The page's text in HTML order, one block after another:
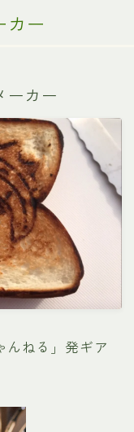
カー
カー
ねる」発ギア